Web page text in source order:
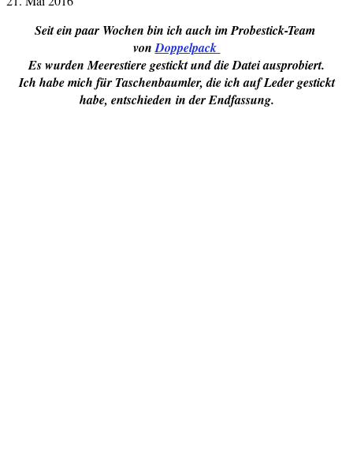
Seit ein paar Wochen bin ich auch im Probestick-Team
vonDoppelpack
Es wurden Meerestiere gestickt und die Datei ausprobiert.
Ich habe mich für Taschenbaumler, die ich auf Leder gestickt
habe, entschieden in der Endfassung.